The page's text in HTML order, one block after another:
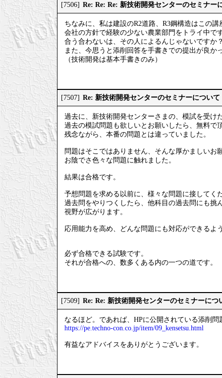
[7506] Re: Re: Re: 新技術開発センターのセミナー
ちなみに、私は建設のR2道路、R3鋼構造はこの
会社の方針で経験の少ない農業部門をトライ中で
合う合わないは、その人によるんじゃないですか
また、今思うと添削回答を手書きでの提出が良か
（技術開発は基本手書きのみ）
[7507] Re: 新技術開発センターのセミナーについて
過去に、新技術開発センターさまの、模試を受け
過去の模試問題も欲しいとお願いしたら、無料で
残念ながら、本番の問題とは違っていました。
問題はそこではありません、そんな厚かましいお
お陰でさ色々な問題に触れました。
結果は合格です。
予想問題を求める以前に、様々な問題に接してく
過去問をやりつくしたら、他科目の過去問にも挑
視野が広がります。
応用能力を高め、どんな問題にも対応ができるよ
必ず合格できる試験です。
それが合格への、数多くある内の一つの道です。
[7509] Re: Re: 新技術開発センターのセミナーにつ
なるほど。であれば、HPに公開されている添削
https://pe.techno-con.co.jp/item/09_kensetsu.html
有益なアドバイスをありがとうございます。